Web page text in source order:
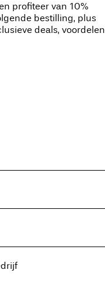
profiteer van 10%
bestilling, plus
deals, voordelen